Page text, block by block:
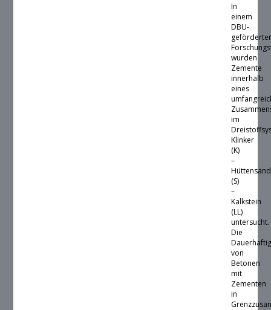
In
einem
DBU-
wurden
Zemente
innerhalb
eines
im
Klinker
(K)
–
Hüttensand
(S)
–
Kalkstein
(LL)
untersucht.
Die
von
Betonen
mit
Zementen
in